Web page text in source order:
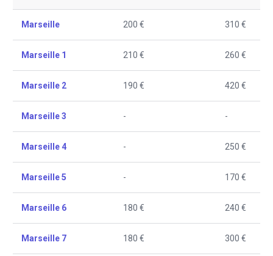
Marseille 200 € 310 €
Marseille 1 210 € 260 €
Marseille 2 190 € 420 €
Marseille 3 - -
Marseille 4 - 250 €
Marseille 5 - 170 €
Marseille 6 180 € 240 €
Marseille 7 180 € 300 €